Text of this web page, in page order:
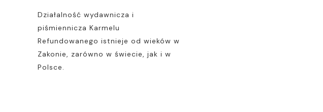
Działalność wydawnicza i
piśmiennicza Karmelu
Refundowanego istnieje od wieków w
Zakonie, zarówno w świecie, jak i w
Polsce.